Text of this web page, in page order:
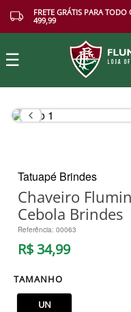
FRETE GRÁTIS PARA
499,99
☰
Buscar
Tatuapé Brindes
Chaveiro
Cebola Brindes
Referência: 00063
R$ 34,99
TAMANHO
UN